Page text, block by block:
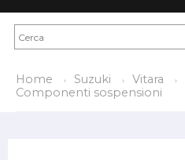
Home Suzuki Vitara
Componenti sospensioni